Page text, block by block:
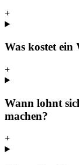
+
Was kostet ein
+
Wann lohnt
machen?
+